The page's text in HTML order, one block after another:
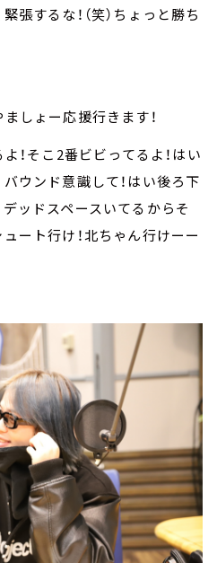
張するな！（笑）ちょっと勝ち
しょー応援行きます！
よ！そこ2番ビビってるよ！はい
バウンド意識して！はい後ろ下
デッドスペースいてるからそ
ート行け！北ちゃん行けーー